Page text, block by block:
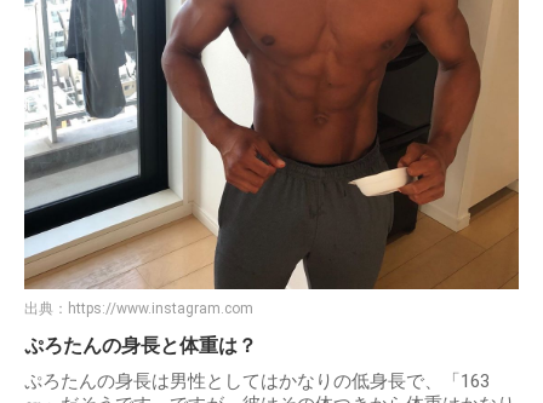
出典： https://www.instagram.com
ぷろたんの身長と体重は？
ぷろたんの身長は男性としてはかなりの低身長で、「163